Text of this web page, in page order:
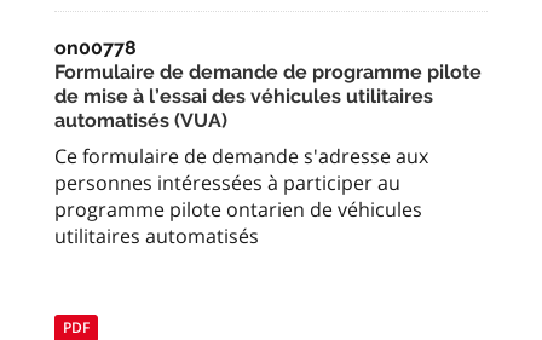
on00778
Formulaire de demande de programme pilote
de mise à l’essai des véhicules utilitaires
automatisés (VUA)
Ce formulaire de demande s'adresse aux
personnes intéressées à participer au
programme pilote ontarien de véhicules
utilitaires automatisés
PDF